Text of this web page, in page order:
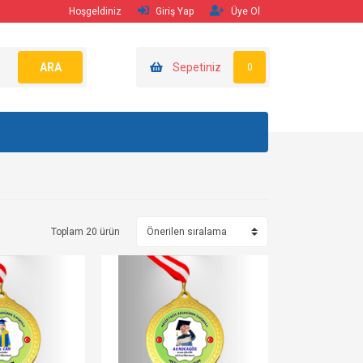
Hoşgeldiniz Giriş Yap Üye Ol
ARA Sepetiniz 0
Toplam 20 ürün